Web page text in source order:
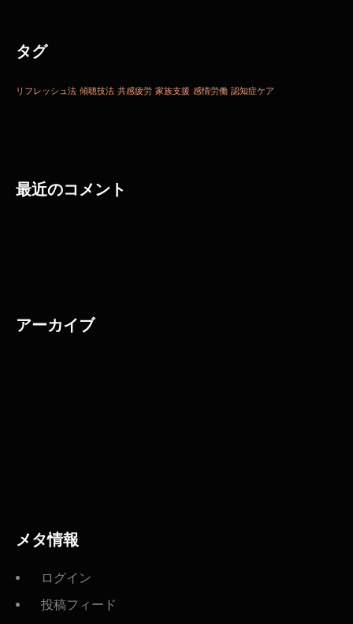
タグ
リフレッシュ法 傾聴技法 共感疲労 家族支援 感情労働 認知症ケア
最近のコメント
アーカイブ
メタ情報
ログイン
投稿フィード